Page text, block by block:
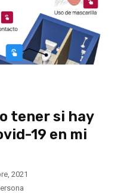
tener si hay
19 en mi
2021